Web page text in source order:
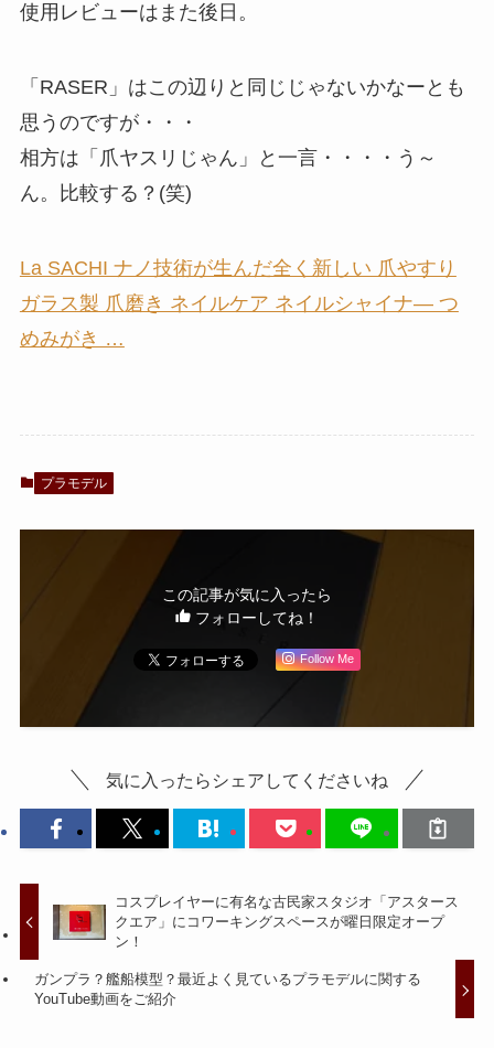
使用レビューはまた後日。
「RASER」はこの辺りと同じじゃないかなーとも
思うのですが・・・
相方は「爪ヤスリじゃん」と一言・・・・う～
ん。比較する？(笑)
La SACHI ナノ技術が生んだ全く新しい 爪やすり
ガラス製 爪磨き ネイルケア ネイルシャイナ― つ
めみがき …
プラモデル
この記事が気に入ったら
フォローしてね！
Follow Me
気に入ったらシェアしてくださいね
コスプレイヤーに有名な古民家スタジオ「アスタース
クエア」にコワーキングスペースが曜日限定オープ
ン！
ガンプラ？艦船模型？最近よく見ているプラモデルに関する
YouTube動画をご紹介